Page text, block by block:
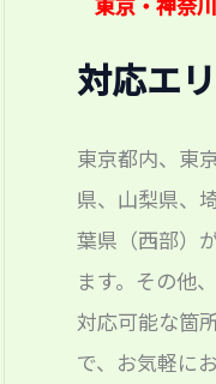
対応エ
東京都内、東
県、山梨県、
葉県（西部）
ます。その他
対応可能な箇
で、お気軽に